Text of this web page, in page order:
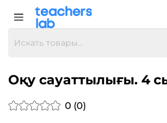
Оқу сауаттылығы. 4
0 (0)